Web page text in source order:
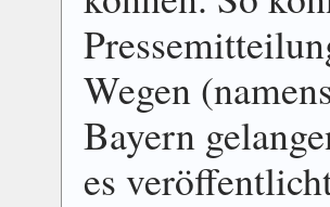
Wegen
Bayern
es